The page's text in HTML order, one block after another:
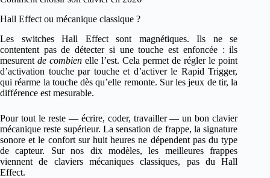
Hall Effect ou mécanique classique ?
Les switches Hall Effect sont magnétiques. Ils ne se
contentent pas de détecter si une touche est enfoncée : ils
mesurentde combien elle l’est. Cela permet de régler le point
d’activation touche par touche et d’activer le Rapid Trigger,
qui réarme la touche dès qu’elle remonte. Sur les jeux de tir, la
différence est mesurable.
Pour tout le reste — écrire, coder, travailler — un bon clavier
mécanique reste supérieur. La sensation de frappe, la signature
sonore et le confort sur huit heures ne dépendent pas du type
de capteur. Sur nos dix modèles, les meilleures frappes
viennent de claviers mécaniques classiques, pas du Hall
Effect.